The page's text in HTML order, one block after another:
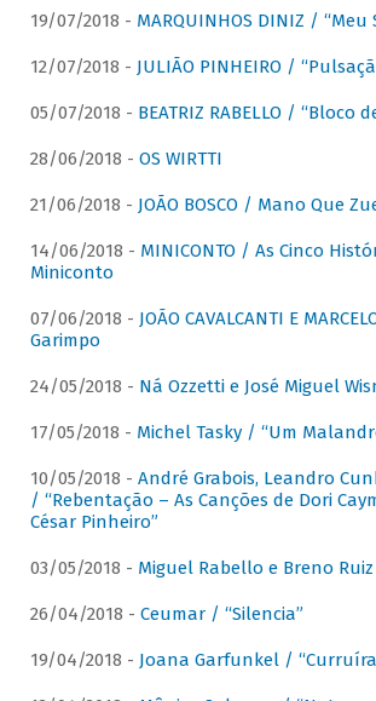
19/07/2018 - MARQUINHOS DINIZ / “Meu
12/07/2018 - JULIÃO PINHEIRO /
05/07/2018 - BEATRIZ RABELLO / “Bloco
28/06/2018 - OS WIRTTI
21/06/2018 - JOÃO BOSCO / Mano Que
14/06/2018 - MINICONTO / As Cinco
Miniconto
07/06/2018 - JOÃO CAVALCANTI E
Garimpo
24/05/2018 - Ná Ozzetti e José Miguel
17/05/2018 - Michel Tasky / “Um
10/05/2018 - André Grabois, Leandro
/ “Rebentação – As Canções de Dori
César Pinheiro”
03/05/2018 - Miguel Rabello e Breno Ruiz
26/04/2018 - Ceumar / “Silencia”
19/04/2018 - Joana Garfunkel /